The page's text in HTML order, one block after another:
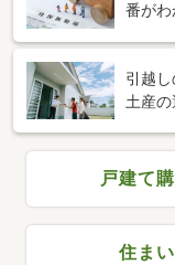
番がわ
引越
土産
戸建て
住ま